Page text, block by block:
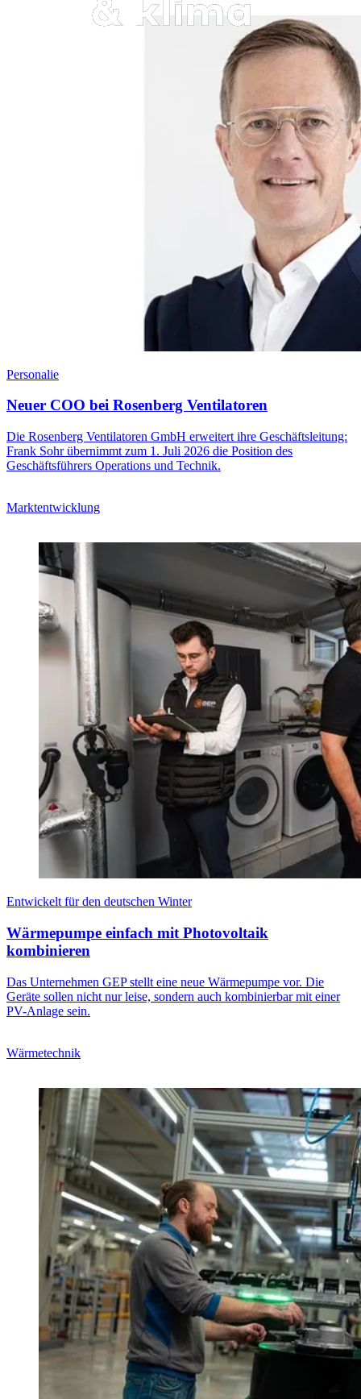
Personalie
Neuer COO bei Rosenberg Ventilatoren
Die Rosenberg Ventilatoren GmbH erweitert ihre Geschäftsleitung:
Frank Sohr übernimmt zum 1. Juli 2026 die Position des
Geschäftsführers Operations und Technik.
Marktentwicklung
Entwickelt für den deutschen Winter
Wärmepumpe einfach mit Photovoltaik
kombinieren
Das Unternehmen GEP stellt eine neue Wärmepumpe vor. Die
Geräte sollen nicht nur leise, sondern auch kombinierbar mit einer
PV-Anlage sein.
Wärmetechnik